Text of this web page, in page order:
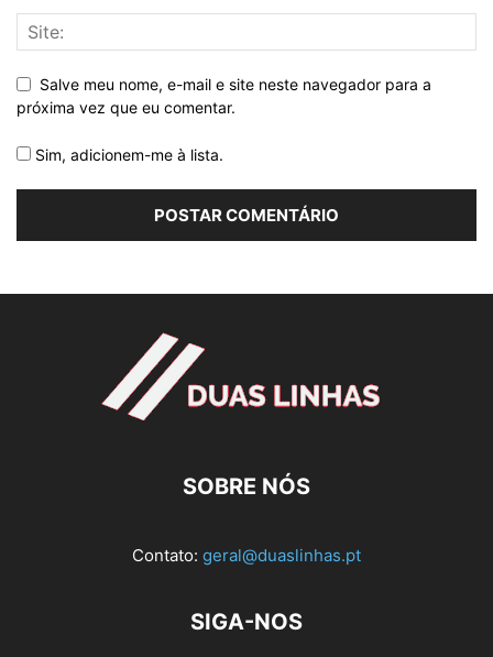
Salve meu nome, e-mail e site neste navegador para a
próxima vez que eu comentar.
Sim, adicionem-me à lista.
SOBRE NÓS
Contato: geral@duaslinhas.pt
SIGA-NOS